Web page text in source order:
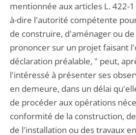
mentionnée aux articles L. 422-
à-dire l'autorité compétente
de construire, d'aménager ou
prononcer sur un projet faisant
déclaration préalable, " peut,
l'intéressé à présenter ses
en demeure, dans un délai
de procéder aux opérations
conformité de la construction,
de l'installation ou des travaux